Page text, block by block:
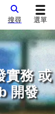
搜尋 選單
實務 或
開發